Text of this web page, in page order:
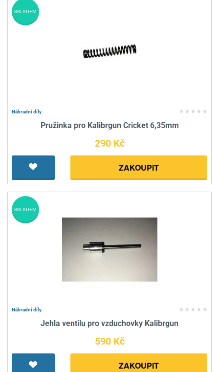
Náhradní díly
Pružinka pro Kalibrgun Cricket 6,35mm
290 Kč
ZAKOUPIT
SKLADEM
Náhradní díly
Jehla ventilu pro vzduchovky Kalibrgun
590 Kč
ZAKOUPIT
SKLADEM